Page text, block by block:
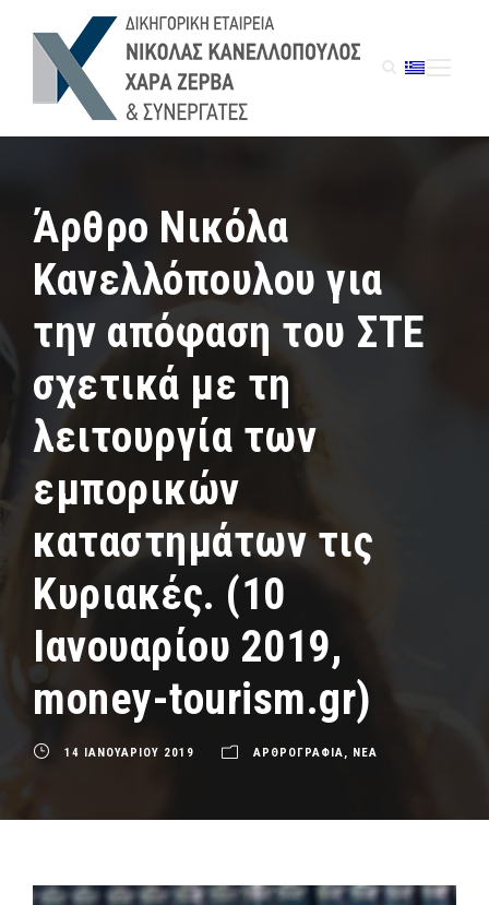
Άρθρο Νικόλα
Κανελλόπουλου για
την απόφαση του ΣΤΕ
σχετικά με τη
λειτουργία των
εμπορικών
καταστημάτων τις
Κυριακές. (10
Ιανουαρίου 2019,
money-tourism.gr)
14 ΙΑΝΟΥΑΡΙΟΥ 2019 ΑΡΘΡΟΓΡΑΦΙΑ, ΝΕΑ